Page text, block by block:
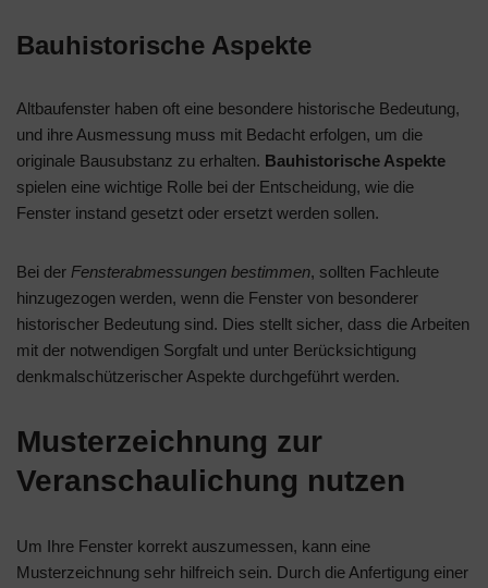
Bauhistorische Aspekte
Altbaufenster haben oft eine besondere historische Bedeutung,
und ihre Ausmessung muss mit Bedacht erfolgen, um die
originale Bausubstanz zu erhalten. Bauhistorische Aspekte
spielen eine wichtige Rolle bei der Entscheidung, wie die
Fenster instand gesetzt oder ersetzt werden sollen.
Bei der Fensterabmessungen bestimmen, sollten Fachleute
hinzugezogen werden, wenn die Fenster von besonderer
historischer Bedeutung sind. Dies stellt sicher, dass die Arbeiten
mit der notwendigen Sorgfalt und unter Berücksichtigung
denkmalschützerischer Aspekte durchgeführt werden.
Musterzeichnung zur
Veranschaulichung nutzen
Um Ihre Fenster korrekt auszumessen, kann eine
Musterzeichnung sehr hilfreich sein. Durch die Anfertigung einer